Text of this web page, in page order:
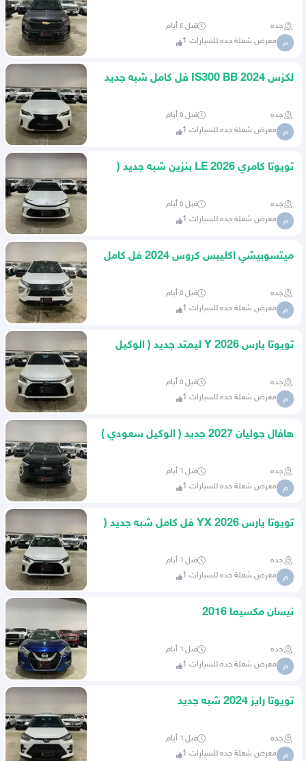
جده قبل ٤ أيام
م معرض شعلة جده للسيارات 1
لكزس IS300 BB 2024 فل كامل شبه جديد
جده قبل ٥ أيام
م معرض شعلة جده للسيارات 1
تويوتا كامري 2026 LE بنزين شبه جديد (
جده قبل ٥ أيام
م معرض شعلة جده للسيارات 1
ميتسوبيشي اكليبس كروس 2024 فل كامل
جده قبل ٥ أيام
م معرض شعلة جده للسيارات 1
تويوتا يارس 2026 Y ليمتد جديد ( الوكيل
جده قبل ٥ أيام
م معرض شعلة جده للسيارات 1
هافال جوليان 2027 جديد ( الوكيل سعودي )
جده قبل ٦ أيام
م معرض شعلة جده للسيارات 1
تويوتا يارس 2026 YX فل كامل شبه جديد (
جده قبل ٦ أيام
م معرض شعلة جده للسيارات 1
نيسان مكسيما 2016
جده قبل ٦ أيام
م معرض شعلة جده للسيارات 1
تويوتا رايز 2024 شبه جديد
جده قبل ٦ أيام
م معرض شعلة جده للسيارات 1